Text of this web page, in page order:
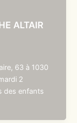
ALTAIR
63 à 1030
2
des enfants